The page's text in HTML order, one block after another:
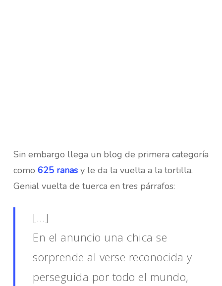
Sin embargo llega un blog de primera categoría
como 625 ranasy le da la vuelta a la tortilla.
Genial vuelta de tuerca en tres párrafos:
[…]
En el anuncio una chica se
sorprende al verse reconocida y
perseguida por todo el mundo,